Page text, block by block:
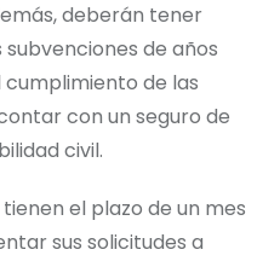
deberán tener
de años
de las
con un seguro de
civil.
el plazo de un mes
sus solicitudes a